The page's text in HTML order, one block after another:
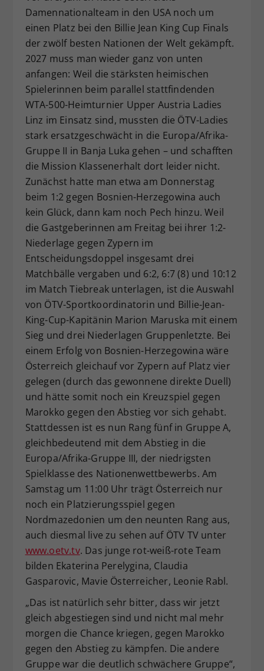
Damennationalteam in den USA noch um
einen Platz bei den Billie Jean King Cup Finals
der zwölf besten Nationen der Welt gekämpft.
2027 muss man wieder ganz von unten
anfangen: Weil die stärksten heimischen
Spielerinnen beim parallel stattfindenden
WTA-500-Heimturnier Upper Austria Ladies
Linz im Einsatz sind, mussten die ÖTV-Ladies
stark ersatzgeschwächt in die Europa/Afrika-
Gruppe II in Banja Luka gehen – und schafften
die Mission Klassenerhalt dort leider nicht.
Zunächst hatte man etwa am Donnerstag
beim 1:2 gegen Bosnien-Herzegowina auch
kein Glück, dann kam noch Pech hinzu. Weil
die Gastgeberinnen am Freitag bei ihrer 1:2-
Niederlage gegen Zypern im
Entscheidungsdoppel insgesamt drei
Matchbälle vergaben und 6:2, 6:7 (8) und 10:12
im Match Tiebreak unterlagen, ist die Auswahl
von ÖTV-Sportkoordinatorin und Billie-Jean-
King-Cup-Kapitänin Marion Maruska mit einem
Sieg und drei Niederlagen Gruppenletzte. Bei
einem Erfolg von Bosnien-Herzegowina wäre
Österreich gleichauf vor Zypern auf Platz vier
gelegen (durch das gewonnene direkte Duell)
und hätte somit noch ein Kreuzspiel gegen
Marokko gegen den Abstieg vor sich gehabt.
Stattdessen ist es nun Rang fünf in Gruppe A,
gleichbedeutend mit dem Abstieg in die
Europa/Afrika-Gruppe III, der niedrigsten
Spielklasse des Nationenwettbewerbs. Am
Samstag um 11:00 Uhr trägt Österreich nur
noch ein Platzierungsspiel gegen
Nordmazedonien um den neunten Rang aus,
auch diesmal live zu sehen auf ÖTV TV unter
www.oetv.tv. Das junge rot-weiß-rote Team
bilden Ekaterina Perelygina, Claudia
Gasparovic, Mavie Österreicher, Leonie Rabl.
„Das ist natürlich sehr bitter, dass wir jetzt
gleich abgestiegen sind und nicht mal mehr
morgen die Chance kriegen, gegen Marokko
gegen den Abstieg zu kämpfen. Die andere
Gruppe war die deutlich schwächere Gruppe“,
Zweck
Dieser Wert speichert Ihre Consent-
Einstellungen. Unter anderem eine
zufällig generierte ID, für die
historische Speicherung Ihrer
vorgenommen Einstellungen, falls der
Webseiten-Betreiber dies eingestellt
hat.